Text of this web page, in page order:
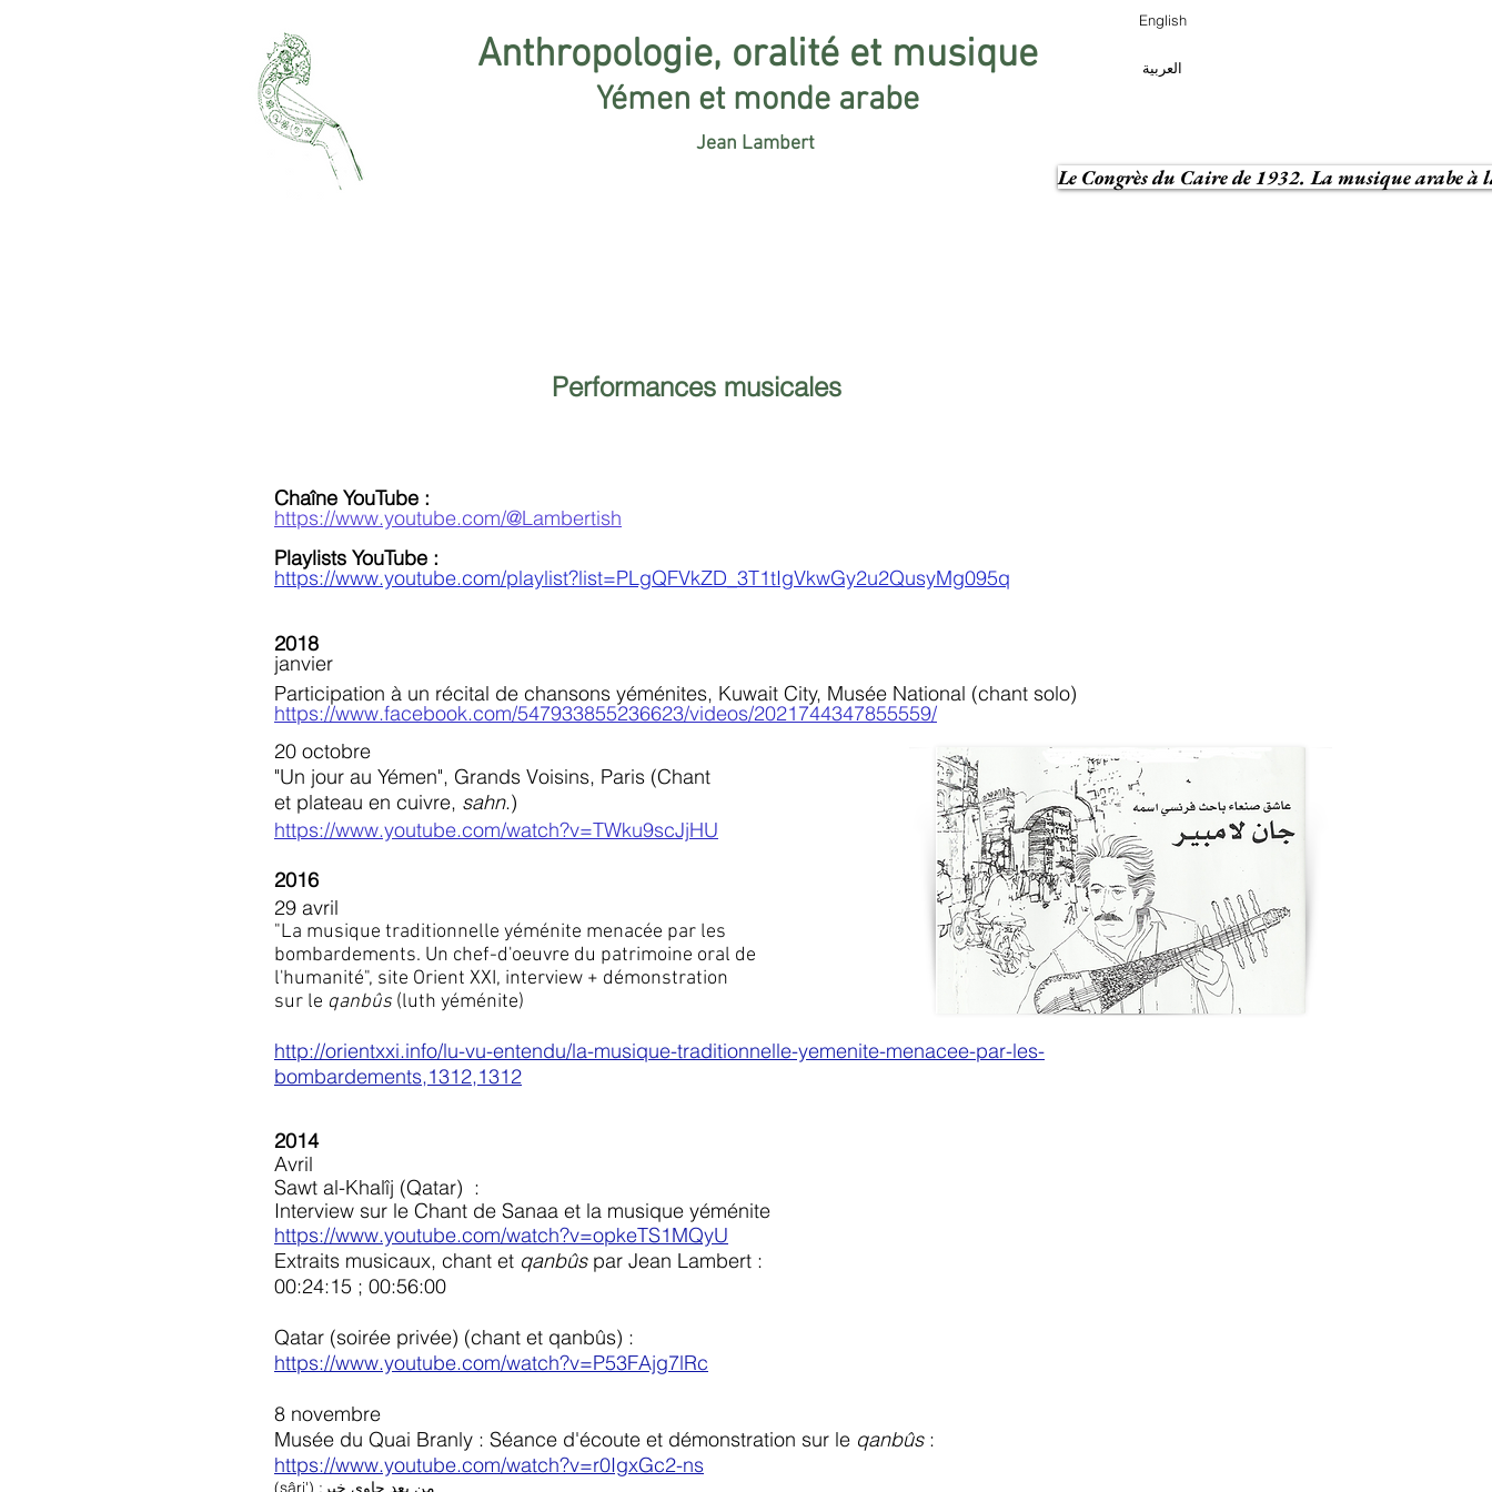
Anthropologie, oralité et musique
Yémen et monde arabe
Jean Lambert
English
العربية
Le Congrès du Caire de 1932. La musique arabe
Performances musicales
Chaîne YouTube :
https://www.youtube.com/@Lambertish
Playlists YouTube :
https://www.youtube.com/playlist?list=PLgQFVkZD_3T1tIgVkwGy2u2QusyMg095q
2018
janvier
Participation à un récital de chansons yéménites, Kuwait City, Musée National (chant solo)
https://www.facebook.com/547933855236623/videos/2021744347855559/
20 octobre
"Un jour au Yémen", Grands Voisins, Paris (Chant
et plateau en cuivre, sahn.)
https://www.youtube.com/watch?v=TWku9scJjHU
2016
29 avril
"La musique traditionnelle yéménite menacée par les
bombardements. Un chef-d'oeuvre du patrimoine oral de
l'humanité", site Orient XXI, interview + démonstration
sur le qanbûs (luth yéménite)
http://orientxxi.info/lu-vu-entendu/la-musique-traditionnelle-yemenite-menacee-par-les-
bombardements,1312,1312
2014
Avril
Sawt al-Khalîj (Qatar) :
Interview sur le Chant de Sanaa et la musique yéménite
https://www.youtube.com/watch?v=opkeTS1MQyU
Extraits musicaux, chant et qanbûspar Jean Lambert :
00:24:15 ; 00:56:00
Qatar (soirée privée) (chant et qanbûs) :
https://www.youtube.com/watch?v=P53FAjg7lRc
8 novembre
Musée du Quai Branly : Séance d'écoute et démonstration sur le qanbûs:
https://www.youtube.com/watch?v=r0IgxGc2-ns
(sâri') :من بعد حاوي خير